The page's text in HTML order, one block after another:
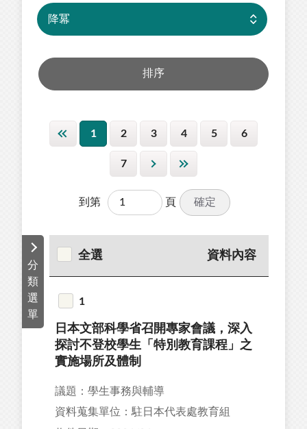
1 2 3 4 5 6
7
到第 頁 確定
分
類
選
單
全選 資料內容
1
日本文部科學省召開專家會議，深入
探討不登校學生「特別教育課程」之
實施場所及體制
議題：學生事務與輔導
資料蒐集單位：駐日本代表處教育組